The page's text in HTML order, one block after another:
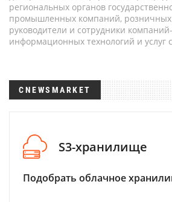
региональных органов
промышленных компаний, розничных
руководители и сотрудники
информационных технологий и услуг
CNEWSMARKET
S3-хранилище
Подобрать облачное